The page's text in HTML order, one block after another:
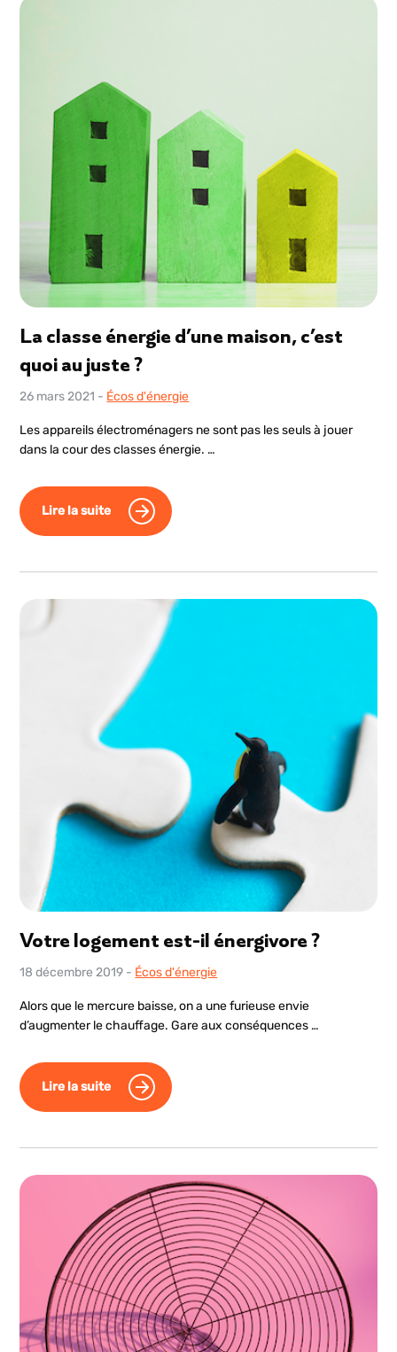
La classe énergie d’une maison, c’est
quoi au juste ?
26 mars 2021 - Écos d'énergie
Les appareils électroménagers ne sont pas les seuls à jouer
dans la cour des classes énergie. …
Lire la suite
Votre logement est-il énergivore ?
18 décembre 2019 - Écos d'énergie
Alors que le mercure baisse, on a une furieuse envie
d’augmenter le chauffage. Gare aux conséquences …
Lire la suite